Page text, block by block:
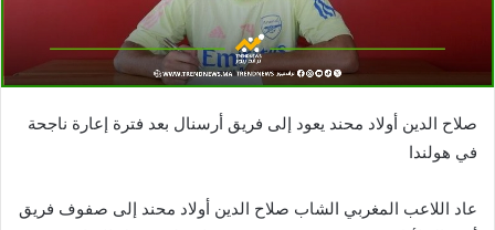
صلاح الدين أولاد محند يعود إلى فريق أرسنال بعد فترة إعارة ناجحة
في هولندا
عاد اللاعب المغربي الشاب صلاح الدين أولاد محند إلى صفوف فريق